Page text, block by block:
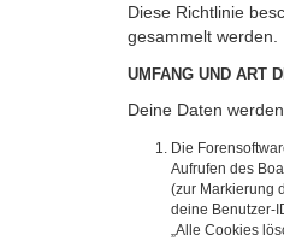
Diese Richtlinie
gesammelt werden.
UMFANG UND ART
Deine Daten
Die
Aufrufen des
(zur Markierung
deine Benutzer-
„Alle Cookies